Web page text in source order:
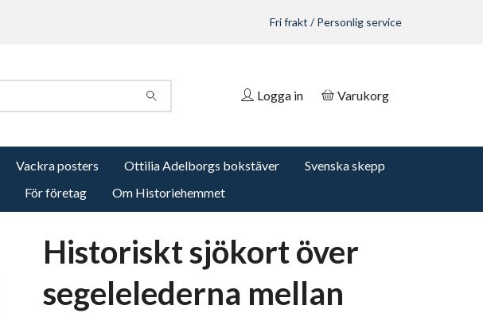
Fri frakt / Personlig service
Logga in Varukorg
Vackra posters Ottilia Adelborgs bokstäver
Svenska skepp
För företag Om Historiehemmet
Historiskt sjökort över
segelelederna mellan